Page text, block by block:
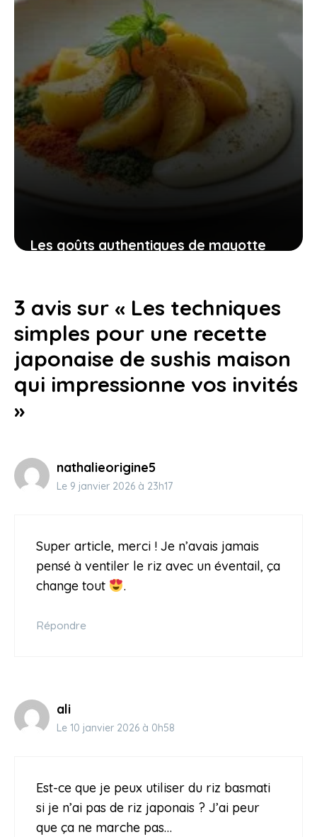
Les goûts authentiques de mayotte
16 avril 2026
3 avis sur « Les techniques
simples pour une recette
japonaise de sushis maison
qui impressionne vos invités
»
nathalieorigine5
Le 9 janvier 2026 à 23h17
Super article, merci ! Je n’avais jamais
pensé à ventiler le riz avec un éventail, ça
change tout
.
Répondre
ali
Le 10 janvier 2026 à 0h58
Est-ce que je peux utiliser du riz basmati
si je n’ai pas de riz japonais ? J’ai peur
que ça ne marche pas…